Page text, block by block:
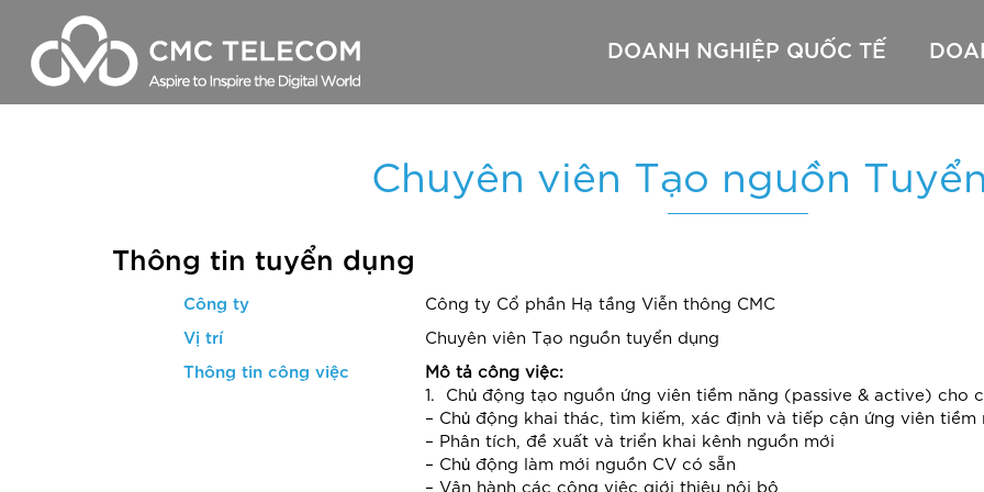
DOANH NGHIỆP QUỐC TẾ
Data dành cho Global Service
CMC Telecom Cloud Express
Thuê chỗ đặt máy chủ – Colocation
VPOP
CMC Cloud
CMC CDN
Đầu số 710
Thuê chỗ đặt máy chủ – Colocation & DC Location
Thuê máy chủ – Dedicated & VPS
Thuê máy chủ – Dedicated & VPS
Thuê chỗ đặt máy chủ – Colocation & DC
Đầu số 710 xx xxx
Đầu số 1900 – 1800
Chuyên viên Tạo nguồn
Thông tin tuyển dụng
Công ty Công ty Cổ phần Hạ tầng Viễn thông CMC
Vị trí Chuyên viên Tạo nguồn tuyển dụng
Thông tin công việc
Mô tả công việc:
1. Chủ động tạo nguồn ứng viên tiềm năng (passive & active) cho
– Chủ động khai thác, tìm kiếm, xác định và tiếp cận ứng viên
– Phân tích, đề xuất và triển khai kênh nguồn mới
– Chủ động làm mới nguồn CV có sẵn
– Vận hành các công việc giới thiệu nội bộ